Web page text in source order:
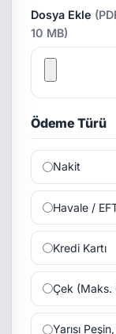
Dosya Ekle
10 MB)
Ödeme Türü
Nakit
Havale /
Kredi Kartı
Çek (Maks.
Yarısı